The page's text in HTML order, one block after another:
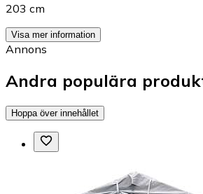
203 cm
Visa mer information
Annons
Andra populära
Hoppa över innehållet